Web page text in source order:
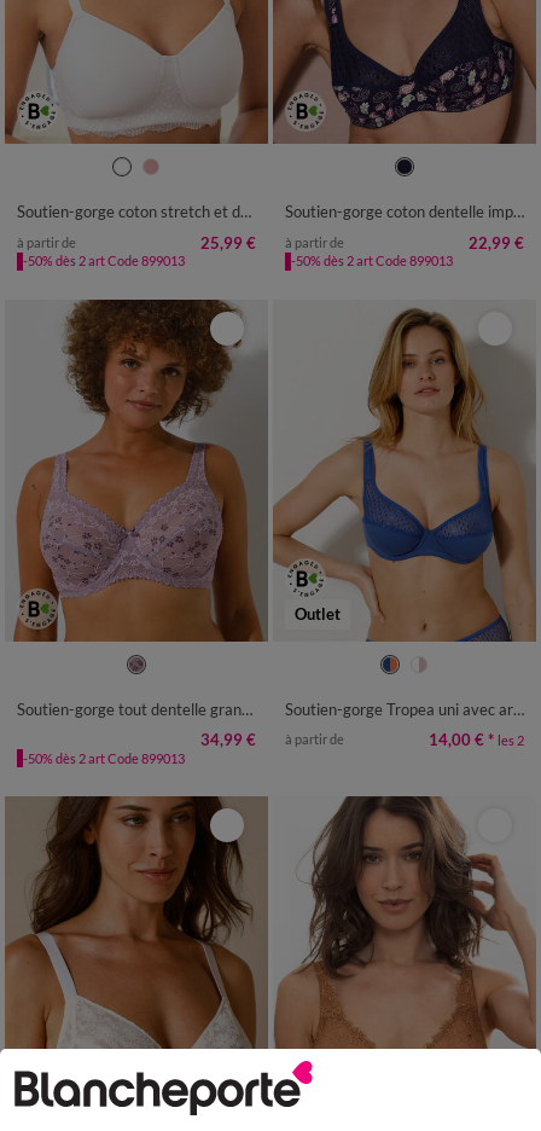
Soutien-gorge coton stretch et dentelle - sans armatures
à partir de 25,99 €
-50% dès 2 art Code 899013
Soutien-gorge coton dentelle imprimé cachemire Coria - avec armatures
à partir de 22,99 €
-50% dès 2 art Code 899013
Soutien-gorge tout dentelle grand maintien - avec armatures
34,99 €
-50% dès 2 art Code 899013
Outlet
Soutien-gorge Tropea uni avec armatures - lot de 2
à partir de 14,00 € * les 2
Outlet